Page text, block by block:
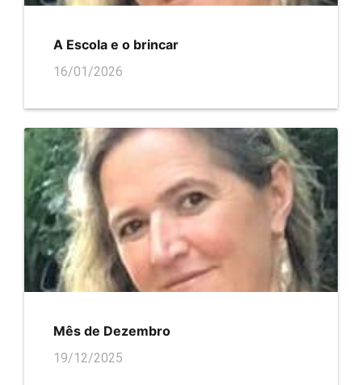
A Escola e o brincar
16/01/2026
Mês de Dezembro
19/12/2025